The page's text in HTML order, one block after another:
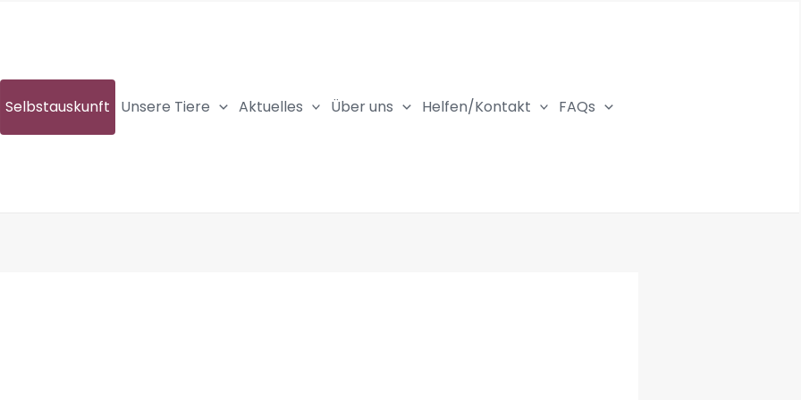
Selbstauskunft Unsere Tiere Aktuelles Über uns Helfen/Kontakt FAQs